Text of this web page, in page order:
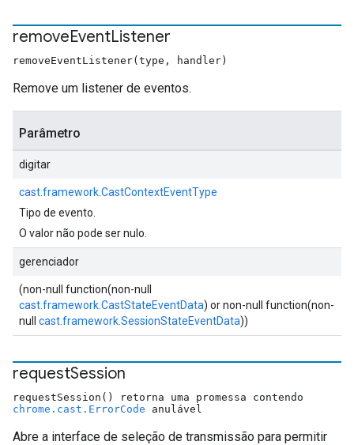
removeEventListener
removeEventListener(type, handler)
Remove um listener de eventos.
Parâmetro
digitar
cast.framework.CastContextEventType
Tipo de evento.
O valor não pode ser nulo.
gerenciador
(non-null function(non-null
cast.framework.CastStateEventData) or non-null function(non-
null cast.framework.SessionStateEventData))
requestSession
requestSession() retorna uma promessa contendo
chrome.cast.ErrorCode anulável
Abre a interface de seleção de transmissão para permitir